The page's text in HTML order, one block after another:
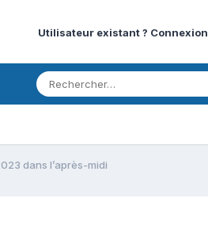
Utilisateur existant ? Connexion
dans l’après-midi